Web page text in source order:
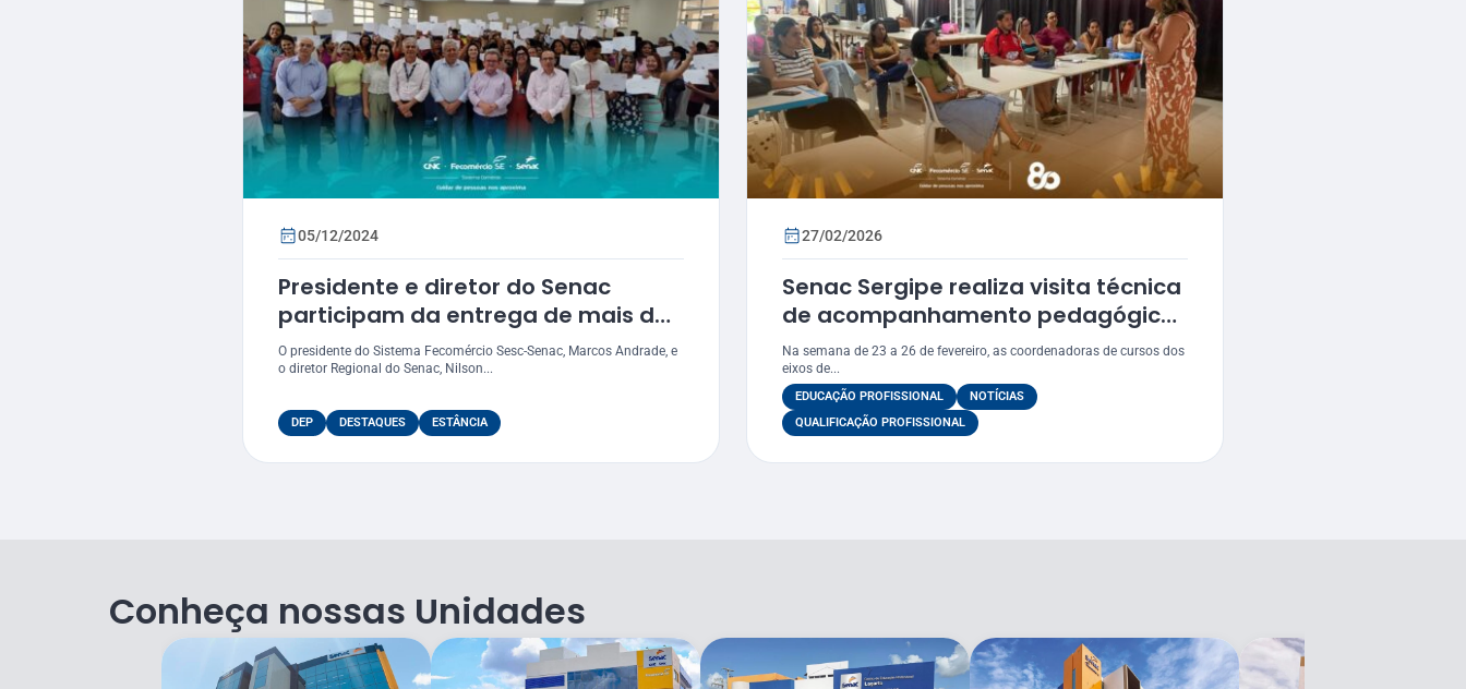
05/12/2024
Presidente e diretor do Senac
participam da entrega de mais de
250 certificados em Estância
O presidente do Sistema Fecomércio Sesc-Senac, Marcos Andrade, e
o diretor Regional do Senac, Nilson...
DEP DESTAQUES ESTÂNCIA
27/02/2026
Senac Sergipe realiza visita técnica
de acompanhamento pedagógico
em três municípios sergipanos
Na semana de 23 a 26 de fevereiro, as coordenadoras de cursos dos
eixos de...
EDUCAÇÃO PROFISSIONAL
NOTÍCIAS
QUALIFICAÇÃO PROFISSIONAL
Conheça nossas Unidades